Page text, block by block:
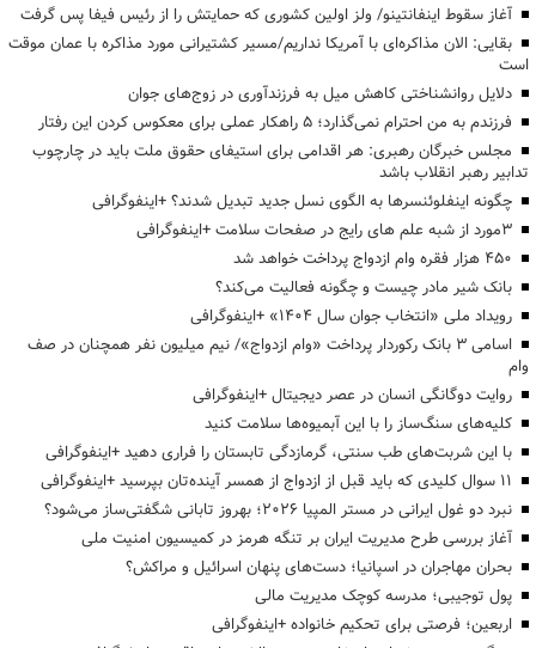
آغاز سقوط اینفانتینو/ ولز اولین کشوری که حمایتش را از رئیس فیفا پس گرفت
بقایی: الان مذاکره‌ای با آمریکا نداریم/مسیر کشتیرانی مورد مذاکره با عمان موقت
است
دلایل روانشناختی کاهش میل به فرزندآوری در زوج‌های جوان
فرزندم به من احترام نمی‌گذارد؛ ۵ راهکار عملی برای معکوس کردن این رفتار
مجلس خبرگان رهبری: هر اقدامی برای استیفای حقوق ملت باید در چارچوب
تدابیر رهبر انقلاب باشد
چگونه اینفلوئنسرها به الگوی نسل جدید تبدیل شدند؟ +اینفوگرافی
3مورد از شبه علم های رایج در صفحات سلامت +اینفوگرافی
۴۵۰ هزار فقره وام ازدواج پرداخت خواهد شد
بانک شیر مادر چیست و چگونه فعالیت می‌کند؟
رویداد ملی «انتخاب جوان سال ۱۴۰۴» +اینفوگرافی
اسامی ۳ بانک رکوردار پرداخت «وام ازدواج»/ نیم میلیون نفر همچنان در صف
وام
روایت دوگانگی انسان در عصر دیجیتال +اینفوگرافی
کلیه‌های سنگ‌ساز را با این آبمیوه‌ها سلامت کنید
با این شربت‌های طب سنتی، گرمازدگی تابستان را فراری دهید +اینفوگرافی
۱۱ سوال کلیدی که باید قبل از ازدواج از همسر آینده‌تان بپرسید +اینفوگرافی
نبرد دو غول ایرانی در مستر المپیا ۲۰۲۶؛ بهروز تابانی شگفتی‌ساز می‌شود؟
آغاز بررسی طرح مدیریت ایران بر تنگه هرمز در کمیسیون امنیت ملی
بحران مهاجران در اسپانیا؛ دست‌های پنهان اسرائیل و مراکش؟
پول توجیبی؛ مدرسه کوچک مدیریت مالی
اربعین؛ فرصتی برای تحکیم خانواده +اینفوگرافی